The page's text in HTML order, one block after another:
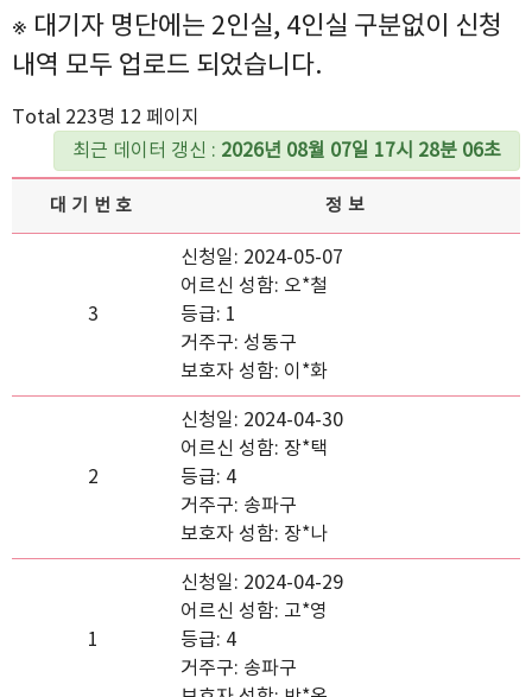
※ 대기자 명단에는 2인실, 4인실 구분없이 신청
내역 모두 업로드 되었습니다.
Total 223명 12 페이지
최근 데이터 갱신 : 2026년 08월 07일 17시 28분 06초
대기번호 정보
3
신청일: 2024-05-07
어르신 성함: 오*철
등급: 1
거주구: 성동구
보호자 성함: 이*화
2
신청일: 2024-04-30
어르신 성함: 장*택
등급: 4
거주구: 송파구
보호자 성함: 장*나
1
신청일: 2024-04-29
어르신 성함: 고*영
등급: 4
거주구: 송파구